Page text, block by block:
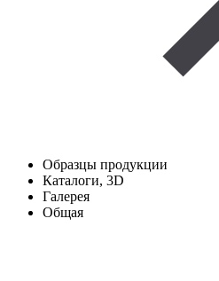
Образцы продукции
Каталоги, 3D
Галерея
Общая